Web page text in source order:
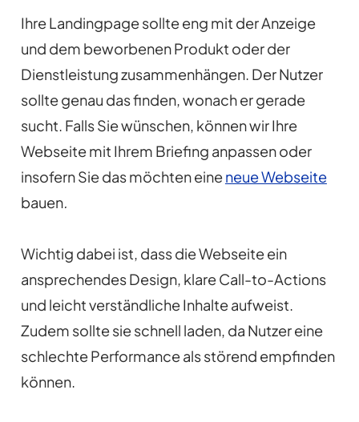
Ihre Landingpage sollte eng mit der Anzeige
und dem beworbenen Produkt oder der
Dienstleistung zusammenhängen. Der Nutzer
sollte genau das finden, wonach er gerade
sucht. Falls Sie wünschen, können wir Ihre
Webseite mit Ihrem Briefing anpassen oder
insofern Sie das möchten eineneue Webseite
bauen.
Wichtig dabei ist, dass die Webseite ein
ansprechendes Design, klare Call-to-Actions
und leicht verständliche Inhalte aufweist.
Zudem sollte sie schnell laden, da Nutzer eine
schlechte Performance als störend empfinden
können.